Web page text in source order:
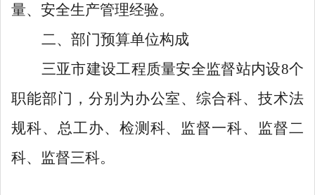
量、安全生产管理经验。
二、部门预算单位构成
三亚市建设工程质量安全监督站内设8个
职能部门，分别为办公室、综合科、技术法
规科、 总工办、 检测科、 监督一科、监督二
科、监督三科。